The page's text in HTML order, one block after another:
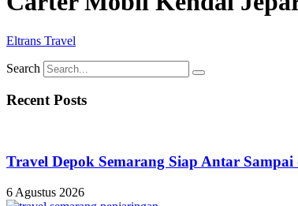
Eltrans Travel
Search
Recent Posts
Travel Depok Semarang Siap Antar
6 Agustus 2026